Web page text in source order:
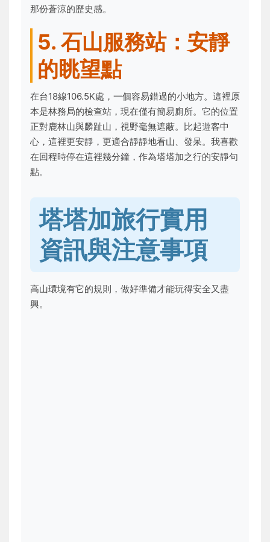
那份蒼涼的歷史感。
5. 石山服務站：安靜
的眺望點
在台18線106.5K處，一個容易錯過的小地方。這裡原
本是林務局的檢查站，現在僅有簡易廁所。它的位置
正對鹿林山與麟趾山，視野毫無遮蔽。比起遊客中
心，這裡更安靜，更適合靜靜地看山、發呆。我喜歡
在回程時停在這裡幾分鐘，作為塔塔加之行的安靜句
點。
塔塔加旅行實用
資訊與注意事項
高山環境有它的規則，做好準備才能玩得安全又盡
興。